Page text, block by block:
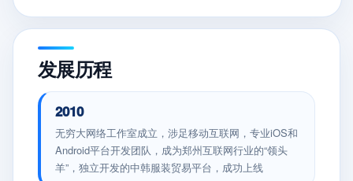
发展历程
2010
无穷大网络工作室成立，涉足移动互联网，专业iOS和
Android平台开发团队，成为郑州互联网行业的“领头
羊”，独立开发的中韩服装贸易平台，成功上线